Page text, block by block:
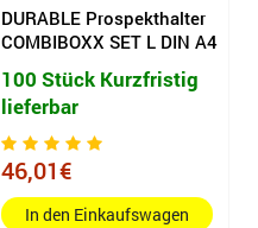
DURABLE Prospekthalter
COMBIBOXX SET L DIN A4
100 Stück Kurzfristig
lieferbar
46,01€
In den Einkaufswagen